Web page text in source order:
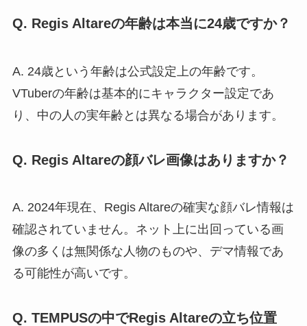
Q. Regis Altareの年齢は本当に24歳ですか？
A. 24歳という年齢は公式設定上の年齢です。
VTuberの年齢は基本的にキャラクター設定であ
り、中の人の実年齢とは異なる場合があります。
Q. Regis Altareの顔バレ画像はありますか？
A. 2024年現在、Regis Altareの確実な顔バレ情報は
確認されていません。ネット上に出回っている画
像の多くは無関係な人物のものや、デマ情報であ
る可能性が高いです。
Q. TEMPUSの中でRegis Altareの立ち位置